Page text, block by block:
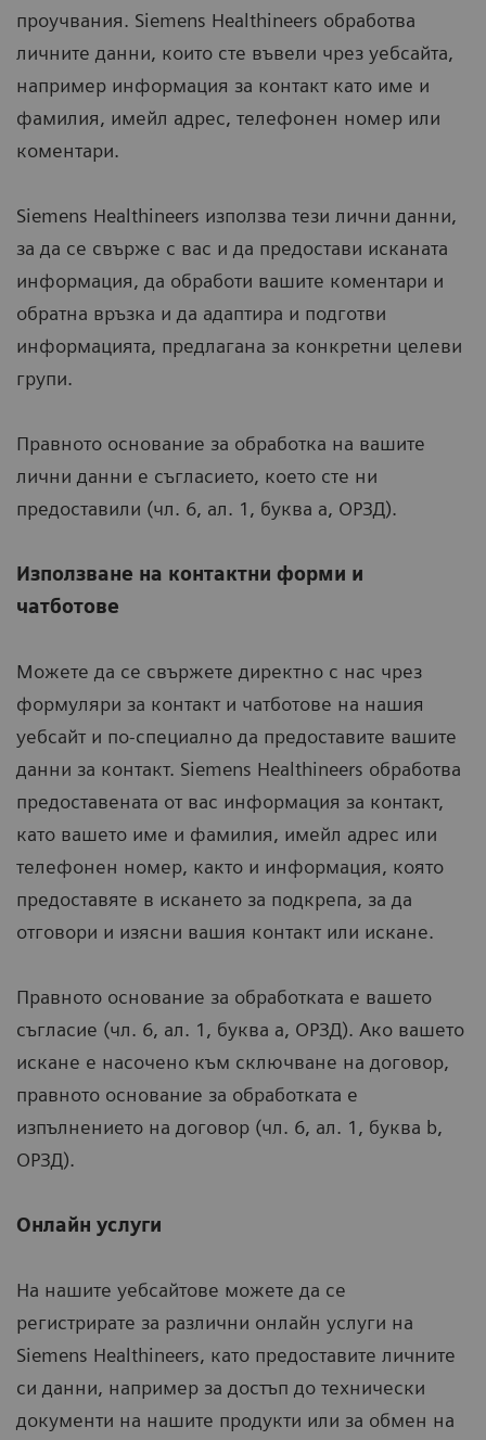
проучвания. Siemens Healthineers обработва
личните данни, които сте въвели чрез уебсайта,
например информация за контакт като име и
фамилия, имейл адрес, телефонен номер или
коментари.
Siemens Healthineers използва тези лични данни,
за да се свърже с вас и да предостави исканата
информация, да обработи вашите коментари и
обратна връзка и да адаптира и подготви
информацията, предлагана за конкретни целеви
групи.
Правното основание за обработка на вашите
лични данни е съгласието, което сте ни
предоставили (чл. 6, ал. 1, буква a, ОРЗД).
Използване на контактни форми и
чатботове
Можете да се свържете директно с нас чрез
формуляри за контакт и чатботове на нашия
уебсайт и по-специално да предоставите вашите
данни за контакт. Siemens Healthineers обработва
предоставената от вас информация за контакт,
като вашето име и фамилия, имейл адрес или
телефонен номер, както и информация, която
предоставяте в искането за подкрепа, за да
отговори и изясни вашия контакт или искане.
Правното основание за обработката е вашето
съгласие (чл. 6, ал. 1, буква a, ОРЗД). Ако вашето
искане е насочено към сключване на договор,
правното основание за обработката е
изпълнението на договор (чл. 6, ал. 1, буква b,
ОРЗД).
Онлайн услуги
На нашите уебсайтове можете да се
регистрирате за различни онлайн услуги на
Siemens Healthineers, като предоставите личните
си данни, например за достъп до технически
документи на нашите продукти или за обмен на